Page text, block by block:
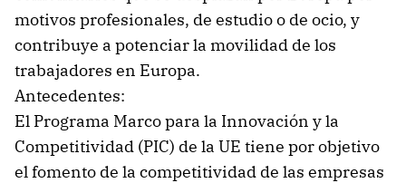
motivos profesionales, de estudio o de ocio, y
contribuye a potenciar la movilidad de los
trabajadores en Europa.
Antecedentes:
El Programa Marco para la Innovación y la
Competitividad (PIC) de la UE tiene por objetivo
el fomento de la competitividad de las empresas